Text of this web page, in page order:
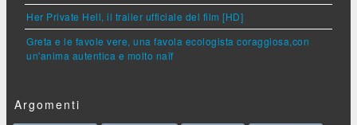
Her Private Hell, il trailer ufficiale del film [HD]
Greta e le favole vere, una favola ecologista coraggiosa,con
un'anima autentica e molto naïf
Argomenti